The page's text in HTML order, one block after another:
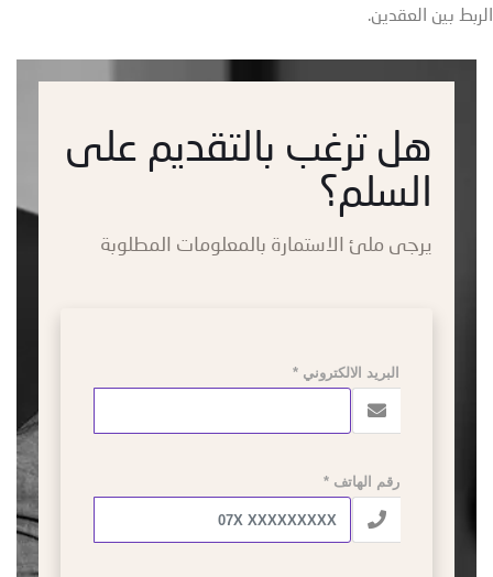
الربط بين العقدين.
هل ترغب بالتقديم على
السلم؟
يرجى ملئ الاستمارة بالمعلومات المطلوبة
البريد الالكتروني *
رقم الهاتف *